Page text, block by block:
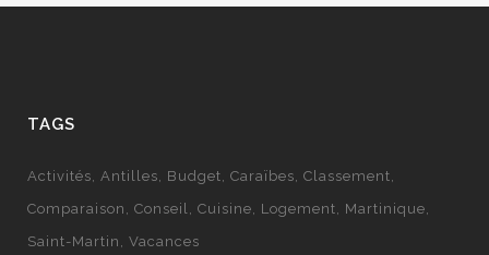
TAGS
Activités Antilles Budget Caraïbes Classement
Comparaison
Conseil Cuisine Logement
Martinique
Saint-Martin
Vacances